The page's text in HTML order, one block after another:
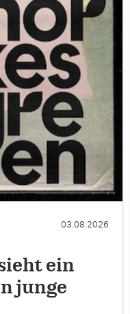
03.08.2026
ein
junge